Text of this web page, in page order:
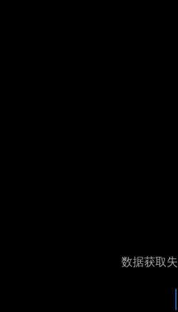
数据获取